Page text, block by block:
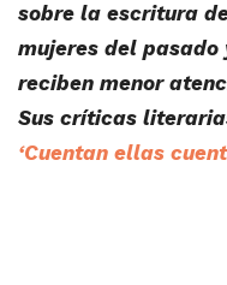
sobre la escritura
mujeres del pasado
reciben menor
Sus críticas
‘Cuentan ellas